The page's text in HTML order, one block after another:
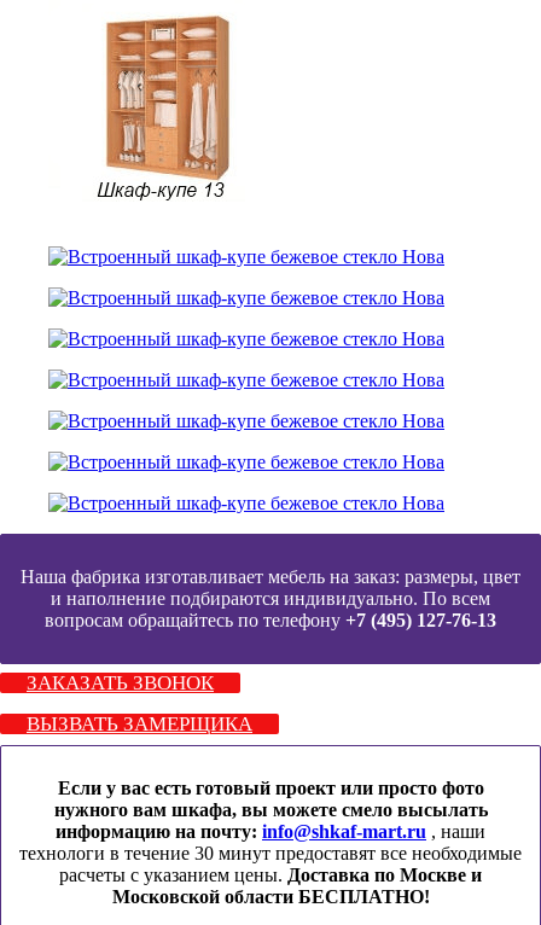
Наша фабрика изготавливает мебель на заказ: размеры, цвет
и наполнение подбираются индивидуально. По всем
вопросам обращайтесь по телефону +7 (495) 127-76-13
ЗАКАЗАТЬ ЗВОНОК
ВЫЗВАТЬ ЗАМЕРЩИКА
Если у вас есть готовый проект или просто фото
нужного вам шкафа, вы можете смело высылать
информацию на почту: info@shkaf-mart.ru , наши
технологи в течение 30 минут предоставят все необходимые
расчеты с указанием цены. Доставка по Москве и
Московской области БЕСПЛАТНО!